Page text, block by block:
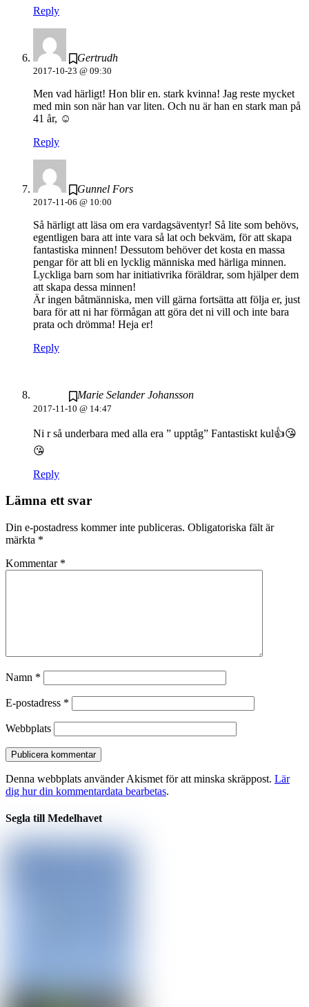
Reply
Gertrudh
2017-10-23 @ 09:30
Men vad härligt! Hon blir en. stark kvinna! Jag reste mycket
med min son när han var liten. Och nu är han en stark man på
41 år, ☺️
Reply
Gunnel Fors
2017-11-06 @ 10:00
Så härligt att läsa om era vardagsäventyr! Så lite som behövs,
egentligen bara att inte vara så lat och bekväm, för att skapa
fantastiska minnen! Dessutom behöver det kosta en massa
pengar för att bli en lycklig människa med härliga minnen.
Lyckliga barn som har initiativrika föräldrar, som hjälper dem
att skapa dessa minnen!
Är ingen båtmänniska, men vill gärna fortsätta att följa er, just
bara för att ni har förmågan att göra det ni vill och inte bara
prata och drömma! Heja er!
Reply
Marie Selander Johansson
2017-11-10 @ 14:47
Ni r så underbara med alla era ” upptåg” Fantastiskt kul👍😘
😘
Reply
Lämna ett svar
Din e-postadress kommer inte publiceras. Obligatoriska fält är
märkta *
Kommentar *
Namn *
E-postadress *
Webbplats
Denna webbplats använder Akismet för att minska skräppost. Lär
dig hur din kommentardata bearbetas.
Segla till Medelhavet